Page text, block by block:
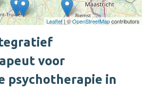
Leaflet| ©OpenStreetMapcontributors
voor
psychotherapie in